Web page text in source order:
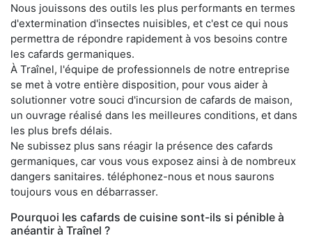
Nous jouissons des outils les plus performants en termes
d'extermination d'insectes nuisibles, et c'est ce qui nous
permettra de répondre rapidement à vos besoins contre
les cafards germaniques.
À Traînel, l'équipe de professionnels de notre entreprise
se met à votre entière disposition, pour vous aider à
solutionner votre souci d'incursion de cafards de maison,
un ouvrage réalisé dans les meilleures conditions, et dans
les plus brefs délais.
Ne subissez plus sans réagir la présence des cafards
germaniques, car vous vous exposez ainsi à de nombreux
dangers sanitaires. téléphonez-nous et nous saurons
toujours vous en débarrasser.
Pourquoi les cafards de cuisine sont-ils si pénible à
anéantir à Traînel ?